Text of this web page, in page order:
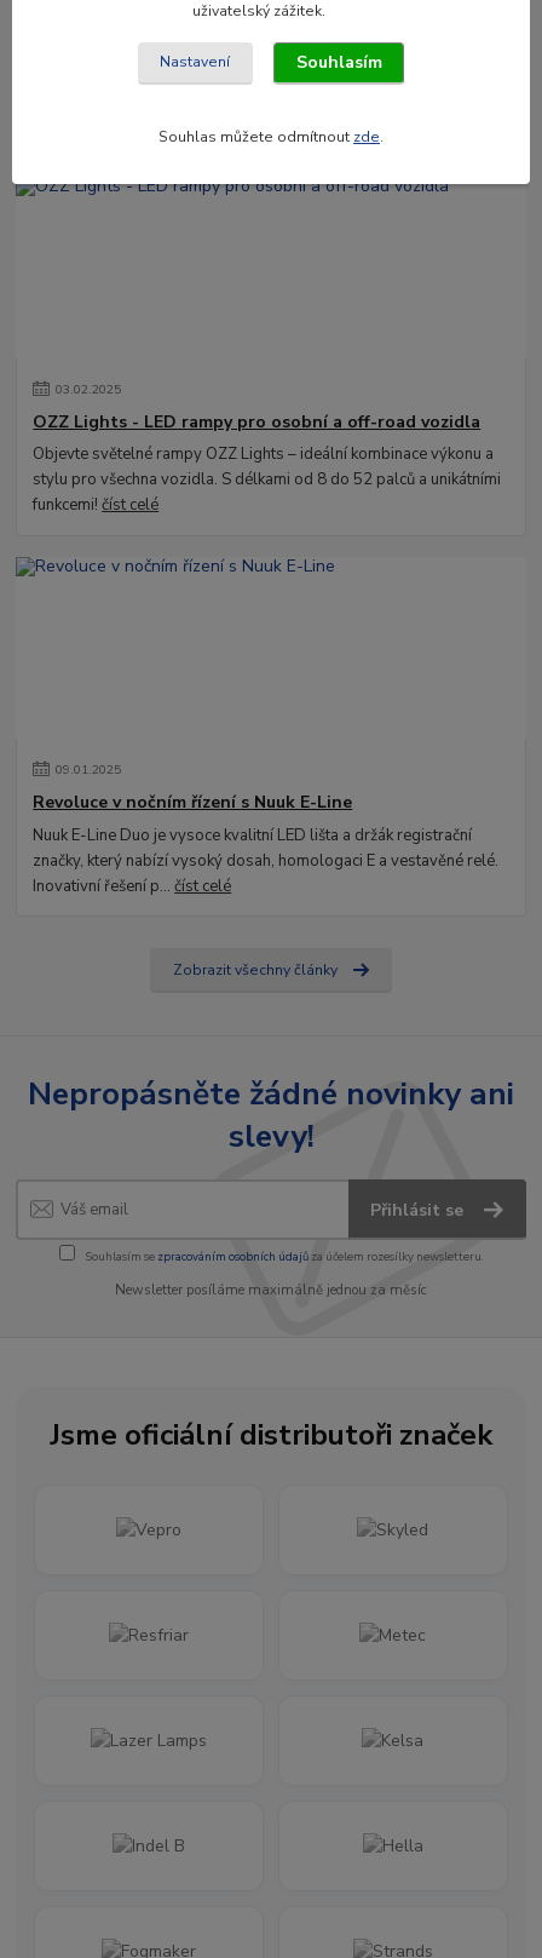
Osvětlení LEDSON v Enatruck.cz
Hledáte kvalitní a spolehlivé LED osvětlení pro své vozidlo? Ať už
číst celé
03.02.2025
OZZ Lights - LED rampy pro osobní a off-road vozidla
Objevte světelné rampy OZZ Lights – ideální kombinace výkonu a
stylu pro všechna vozidla. S délkami od 8 do 52 palců a unikátními
funkcemi!číst celé
09.01.2025
Revoluce v nočním řízení s Nuuk E-Line
Nuuk E-Line Duo je vysoce kvalitní LED lišta a držák registrační
značky, který nabízí vysoký dosah, homologaci E a vestavěné relé.
Inovativní řešení p...číst celé
Zobrazit všechny články
Nepropásněte žádné novinky ani
slevy!
Přihlásit se
Souhlasím se zpracováním osobních údajůza účelem rozesílky newsletteru.
Newsletter posíláme maximálně jednou za měsíc
Jsme oficiální distributoři značek
uživatelský zážitek.
Nastavení Souhlasím
Souhlas můžete odmítnout zde.